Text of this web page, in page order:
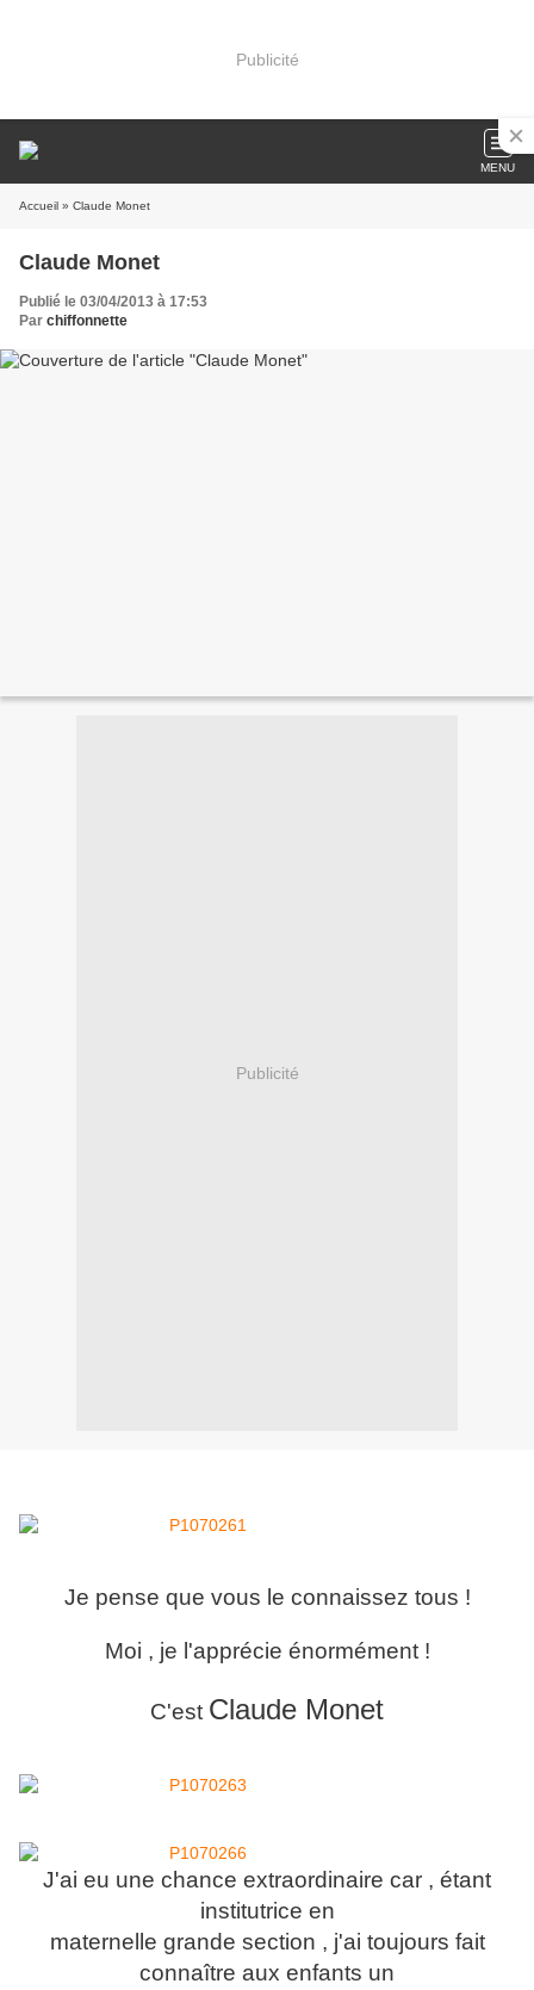
Publicité
MENU
Accueil » Claude Monet
Claude Monet
Publié le 03/04/2013 à 17:53
Par chiffonnette
Publicité
Je pense que vous le connaissez tous !
Moi , je l'apprécie énormément !
C'est Claude Monet
J'ai eu une chance extraordinaire car , étant
institutrice en
maternelle grande section , j'ai toujours fait
connaître aux enfants un